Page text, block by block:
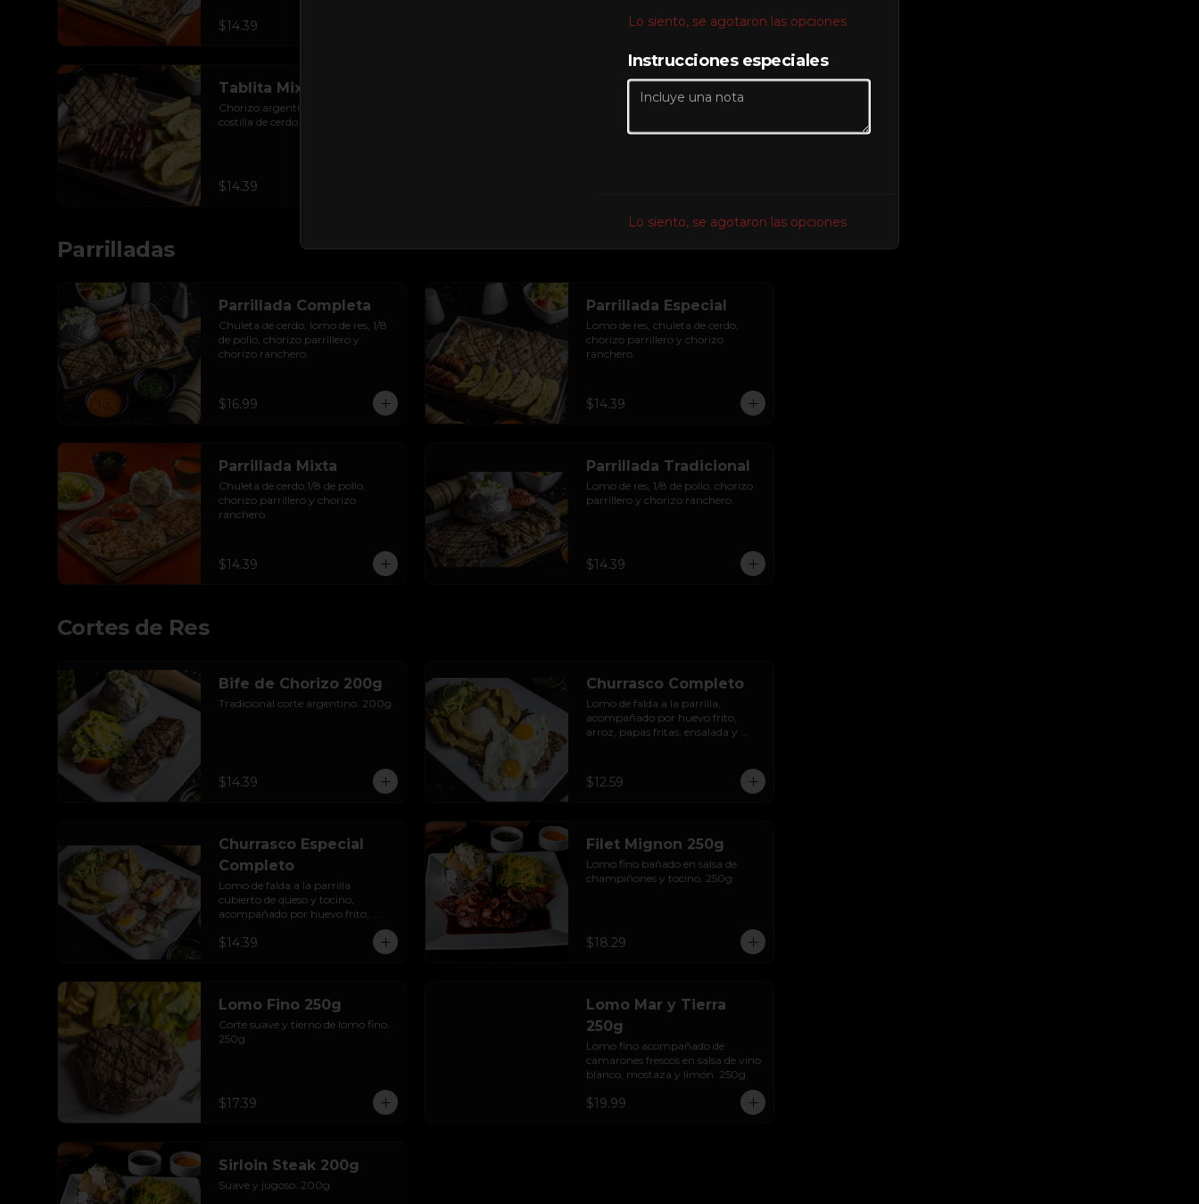
$14.39
Tablita Mixta
Chorizo argentino, lomo de res y
costilla de cerdo en salsa bbq.
$14.39
Tablita de Homero
Chorizo argentino, lomo de res,
cerdo en salsa bbq.
Parrilladas
Parrillada Completa
Chuleta de cerdo, lomo de res, 1/8
de pollo, chorizo parrillero y
chorizo ranchero.
$16.99
Parrillada Especial
Lomo de res, chuleta de cerdo,
chorizo parrillero y chorizo
ranchero.
$14.39
Parrillada Mixta
Chuleta de cerdo,1/8 de pollo,
chorizo parrillero y chorizo
ranchero.
$14.39
Parrillada Tradicional
Lomo de res, 1/8 de pollo, chorizo
parrillero y chorizo ranchero.
$14.39
Cortes de Res
Bife de Chorizo 200g
Tradicional corte argentino. 200g.
$14.39
Churrasco Completo
Lomo de falda a la parrilla,
acompañado por huevo frito,
arroz, papas fritas, ensalada y
$12.59
Churrasco Especial
Completo
Lomo de falda a la parrilla
cubierto de queso y tocino,
acompañado por huevo frito,
aguacate.
$14.39
Filet Mignon 250g
Lomo fino bañado en salsa de
champiñones y tocino. 250g.
$18.29
Lomo Fino 250g
Corte suave y tierno de lomo fino.
250g.
$17.39
Lomo Mar y Tierra
250g
Lomo fino acompañado de
camarones frescos en salsa de vino
blanco, mostaza y limón. 250g.
$19.99
Sirloin Steak 200g
Suave y jugoso. 200g
Lo siento, se agotaron las opciones
Instrucciones especiales
Lo siento, se agotaron las opciones